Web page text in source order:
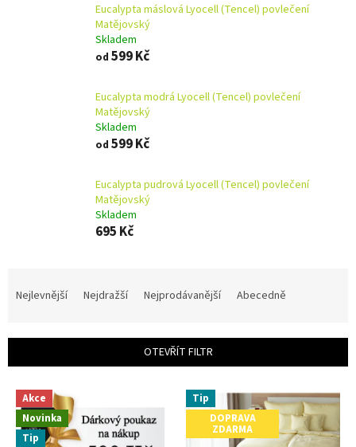
Eucalypta máslová Lyocell (Tencel) povlečení
Matějovský
Skladem
od 599 Kč
Eucalypta modrá Lyocell (Tencel) povlečení
Matějovský
Skladem
od 599 Kč
Eucalypta pudrová Lyocell (Tencel) povlečení
Matějovský
Skladem
695 Kč
í
Nejlevnější Nejdražší Nejprodávanější Abecedně
OTEVŘÍT FILTR
p
Akce
Novinka
Tip
Tip
DOPRAVA
ZDARMA